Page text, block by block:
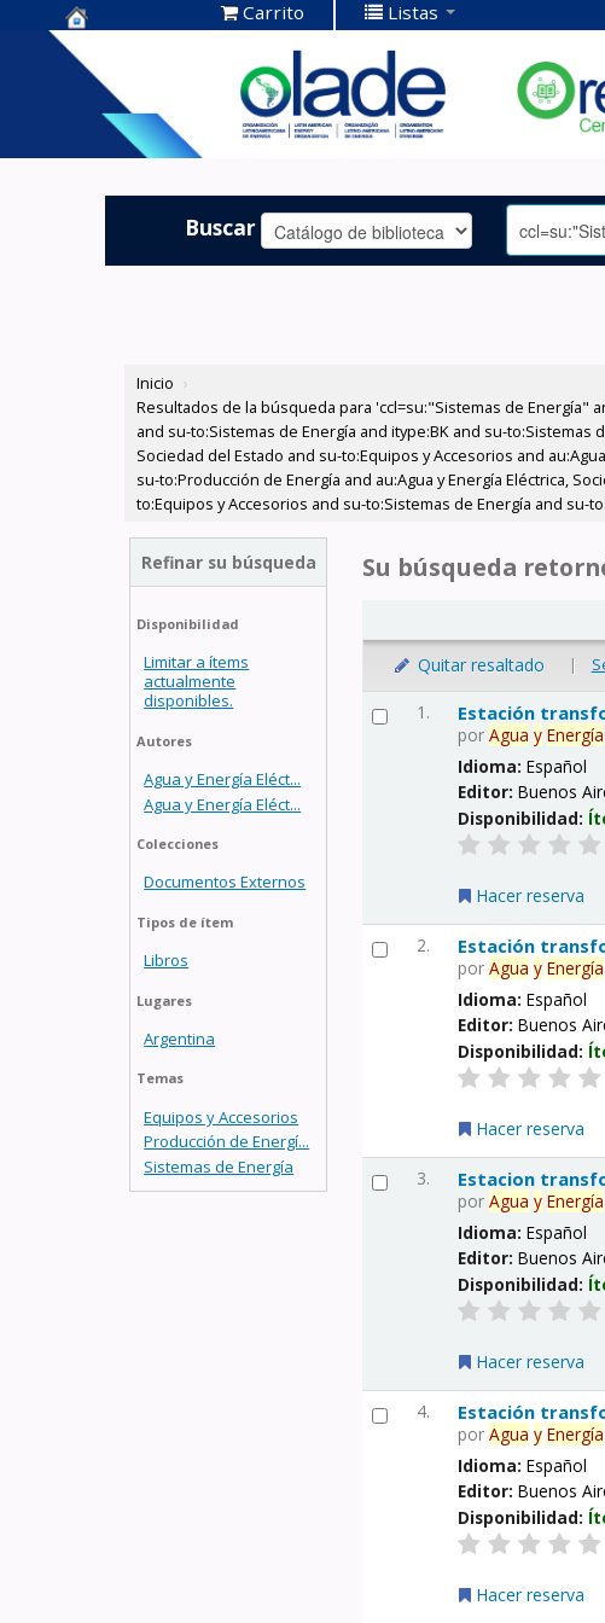
Centro de
Documentación
OLADE -
Carrito Listas
Buscar
Inicio ›
Resultados de la búsqueda para 'ccl=su:"Sistemas de Energía"
and su-to:Sistemas de Energía and itype:BK and su-to:Sistemas
Sociedad del Estado and su-to:Equipos y Accesorios and
su-to:Producción de Energía and au:Agua y Energía Eléctrica,
to:Equipos y Accesorios and su-to:Sistemas de Energía and su-
Refinar su búsqueda
Disponibilidad
Limitar a ítems
actualmente
disponibles.
Autores
Agua y Energía Eléct...
Agua y Energía Eléct...
Colecciones
Documentos Externos
Tipos de ítem
Libros
Lugares
Argentina
Temas
Equipos y Accesorios
Producción de Energí...
Sistemas de Energía
Su búsqueda
Quitar resaltado |
1. Estación
porAgua y Energía
Idioma:Español
Editor:Buenos
Disponibilidad:
Hacer reserva
2. Estación
porAgua y Energía
Idioma:Español
Editor:Buenos
Disponibilidad:
Hacer reserva
3. Estacion
porAgua y Energía
Idioma:Español
Editor:Buenos
Disponibilidad:
Hacer reserva
4. Estación
porAgua y Energía
Idioma:Español
Editor:Buenos
Disponibilidad:
Hacer reserva